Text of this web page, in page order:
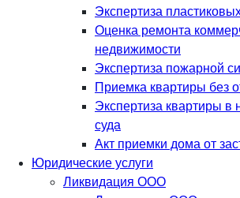
Экспертиза
Оценка ремонта
недвижимости
Экспертиза пожарной
Приемка квартиры без
Экспертиза квартиры в
суда
Акт приемки дома от
Юридические услуги
Ликвидация ООО